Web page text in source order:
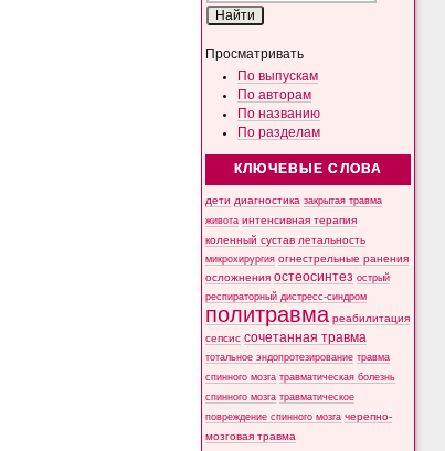
Просматривать
По выпускам
По авторам
По названию
По разделам
КЛЮЧЕВЫЕ СЛОВА
дети диагностика закрытая травма
живота интенсивная терапия
коленный сустав летальность
микрохирургия огнестрельные ранения
осложнения остеосинтез острый
респираторный дистресс-синдром
политравма реабилитация
сепсис сочетанная травма
тотальное эндопротезирование травма
спинного мозга травматическая болезнь
спинного мозга травматическое
повреждение спинного мозга черепно-
мозговая травма